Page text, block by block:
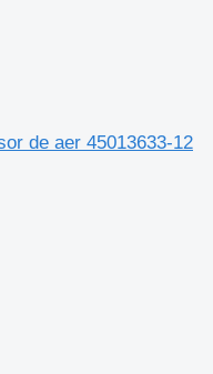
de aer 45013633-12